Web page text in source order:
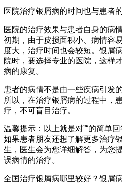
医院治疗银屑病的时间也与患者
医院的治疗效果与患者自身的病
初期，由于皮损面积小、病情容
度大，治疗时间也会较短。银屑
院时，要选择专业的医院，这样
病的康复。
患者的病情不是由一些疾病引发
所以，在治疗银屑病的过程中，
疗，不可盲目治疗。
温馨提示：以上就是对”“的简单
如果患者朋友还想了解更多治疗
生，医生会为您详细解答，为您
误病情的治疗。
全国治疗银屑病哪里较好？银屑